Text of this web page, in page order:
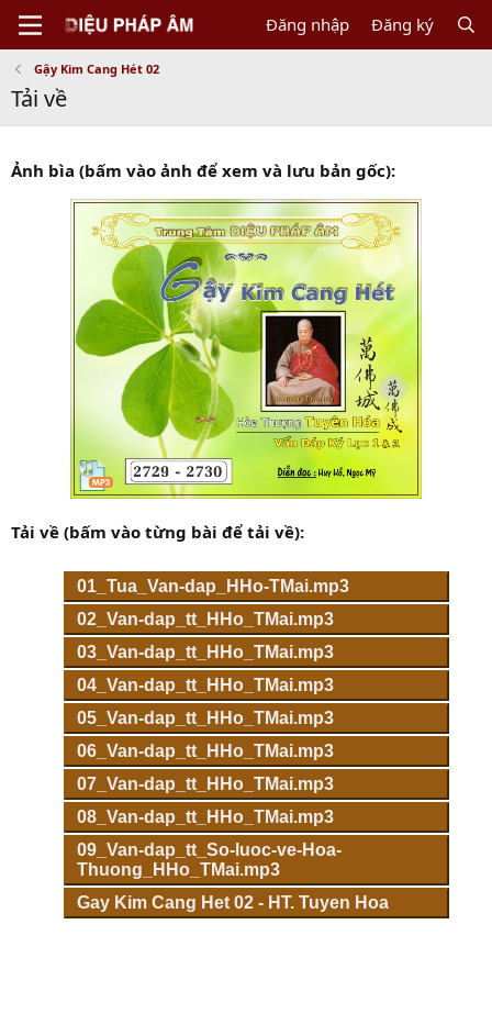
Đăng nhập Đăng ký
Gậy Kim Cang Hét 02
Tải về
Ảnh bìa (bấm vào ảnh để xem và lưu bản gốc):
Tải về (bấm vào từng bài để tải về):